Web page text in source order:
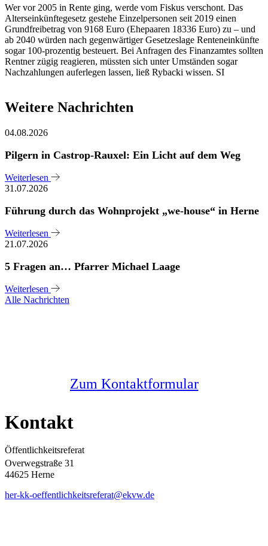
Wer vor 2005 in Rente ging, werde vom Fiskus verschont. Das
Alterseinkünftegesetz gestehe Einzelpersonen seit 2019 einen
Grundfreibetrag von 9168 Euro (Ehepaaren 18336 Euro) zu – und
ab 2040 würden nach gegenwärtiger Gesetzeslage Renteneinkünfte
sogar 100-prozentig besteuert. Bei Anfragen des Finanzamtes sollten
Rentner zügig reagieren, müssten sich unter Umständen sogar
Nachzahlungen auferlegen lassen, ließ Rybacki wissen. SI
Weitere Nachrichten
04.08.2026
Pilgern in Castrop-Rauxel: Ein Licht auf dem Weg
Weiterlesen
31.07.2026
Führung durch das Wohnprojekt „we-house“ in Herne
Weiterlesen
21.07.2026
5 Fragen an… Pfarrer Michael Laage
Weiterlesen
Alle Nachrichten
Zum Kontaktformular
Kontakt
Öffentlichkeitsreferat
Overwegstraße 31
44625 Herne
her-kk-oeffentlichkeitsreferat@ekvw.de